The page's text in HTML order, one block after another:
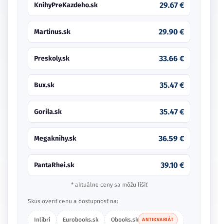
KnihyPreKazdeho.sk 29.67 €
Martinus.sk 29.90 €
Preskoly.sk 33.66 €
Bux.sk 35.47 €
Gorila.sk 35.47 €
Megaknihy.sk 36.59 €
PantaRhei.sk 39.10 €
* aktuálne ceny sa môžu líšiť
Skús overiť cenu a dostupnosť na:
Inlibri Eurobooks.sk Obooks.sk ANTIKVARIÁT